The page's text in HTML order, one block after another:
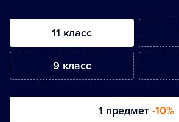
11 класс
9 класс
1 предмет -10%